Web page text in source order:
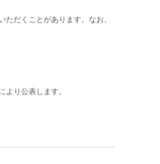
だくことがあります。なお、
より公表します。